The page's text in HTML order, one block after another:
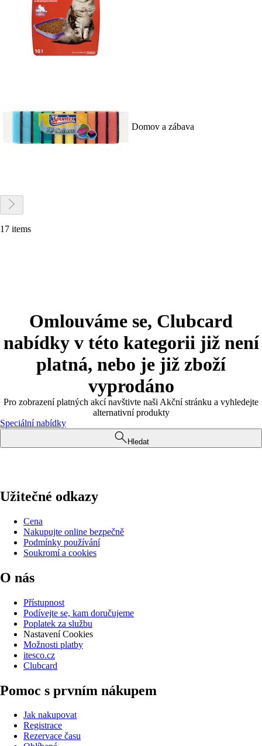
Domov a zábava
17 items
Omlouváme se, Clubcard
nabídky v této kategorii již není
platná, nebo je již zboží
vyprodáno
Pro zobrazení platných akcí navštivte naši Akční stránku a vyhledejte
alternativní produkty
Speciální nabídky
Hledat
Užitečné odkazy
Cena
Nakupujte online bezpečně
Podmínky používání
Soukromí a cookies
O nás
Přístupnost
Podívejte se, kam doručujeme
Poplatek za službu
Nastavení Cookies
Možnosti platby
itesco.cz
Clubcard
Pomoc s prvním nákupem
Jak nakupovat
Registrace
Rezervace času